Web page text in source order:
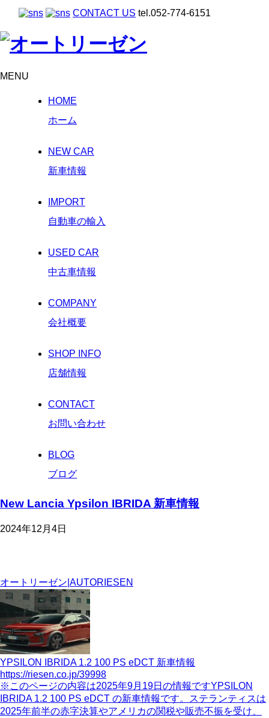
CONTACT US tel.052-774-6151
MENU
HOME
ホーム
NEW CAR
新車情報
IMPORT
自動車の輸入
USED CAR
中古車情報
COMPANY
会社概要
SHOP INFO
店舗情報
CONTACT
お問い合わせ
BLOG
ブログ
New Lancia Ypsilon IBRIDA 新車情報
2024年12月4日
オートリーゼン|AUTORIESEN
YPSILON IBRIDA 1.2 100 PS eDCT 新車情報
https://riesen.co.jp/39998
※このページの内容は2025年9月19日の情報ですYPSILON
IBRIDA 1.2 100 PS eDCT の新車情報です。ステランティスは
2025年前半の赤字決算やアメリカの関税や販売不振を受け、